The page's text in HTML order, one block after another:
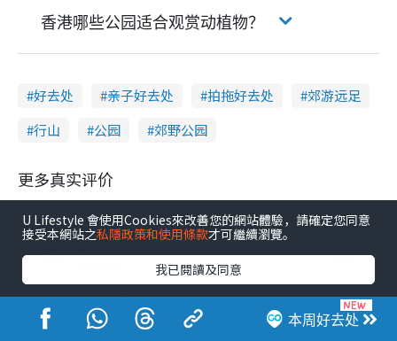
香港哪些公园适合观赏动植物？
好去处 亲子好去处 拍拖好去处
郊游远足
行山
公园 郊野公园
更多真实评价
MissLeung的課後日常
香港嘅媽咪嗲哋想帶小朋友去玩，離不開商場同室內。唔係
阅读更多
南蓮池園非
本周好去处
U Lifestyle 會使用Cookies來改善您的網站體驗，請確定您同意
接受本網站之私隱政策和使用條款才可繼續瀏覽。
我已閱讀及同意